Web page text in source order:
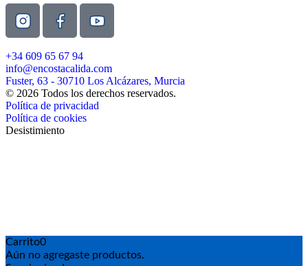
+34 609 65 67 94
info@encostacalida.com
Fuster, 63 - 30710 Los Alcázares, Murcia
© 2026 Todos los derechos reservados.
Política de privacidad
Política de cookies
Desistimiento
Carrito0
Aún no agregaste productos.